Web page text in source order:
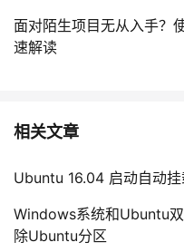
面对陌生项目无从入手？
速解读
相关文章
Ubuntu 16.04 启动自动
Windows系统和Ubuntu
除Ubuntu分区